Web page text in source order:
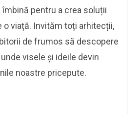
pentru a crea soluții
o viață. Invităm toți arhitecții,
de frumos să descopere
visele și ideile devin
noastre pricepute.